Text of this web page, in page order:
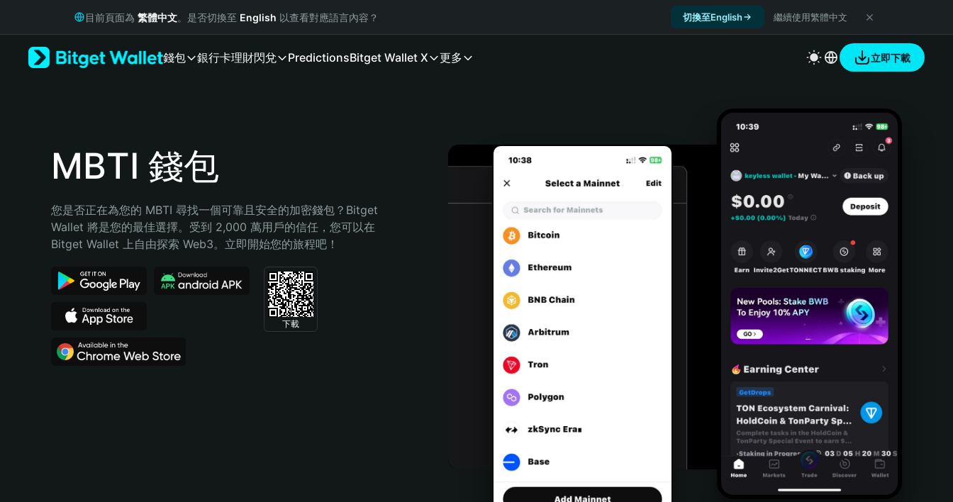
Русский
Bahasa Indonesia
Español (Argentina)
目前頁面為 繁體中文。是否切換至 English 以查看對應語言內容？ 切換至English 繼續使用繁體中文
錢包 銀行卡理財閃兌 PredictionsBitget Wallet X 更多 立即下載
MBTI 錢包
您是否正在為您的 MBTI 尋找一個可靠且安全的加密錢包？Bitget
Wallet 將是您的最佳選擇。受到 2,000 萬用戶的信任，您可以在
Bitget Wallet 上自由探索 Web3。立即開始您的旅程吧！
下載